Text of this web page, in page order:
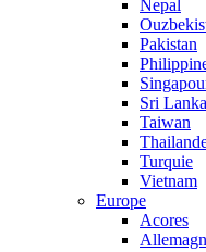
Nepal
Pakistan
Sri Lanka
Taiwan
Turquie
Vietnam
Europe
Acores